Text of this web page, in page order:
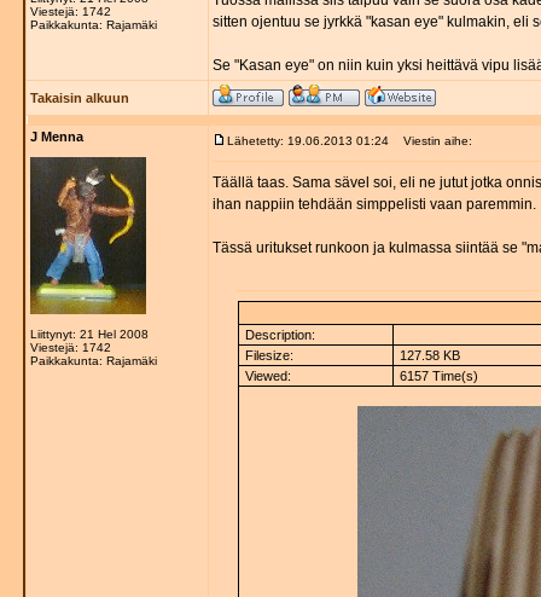
Viestejä: 1742
Paikkakunta: Rajamäki
sitten ojentuu se jyrkkä "kasan eye" kulmakin, eli
Se "Kasan eye" on niin kuin yksi heittävä vipu
Takaisin alkuun
J Menna
Liittynyt: 21 Hel 2008
Viestejä: 1742
Paikkakunta: Rajamäki
Lähetetty: 19.06.2013 01:24 Viestin aihe:
Täällä taas. Sama sävel soi, eli ne jutut jotka
ihan nappiin tehdään simppelisti vaan paremmin.
Tässä uritukset runkoon ja kulmassa siintää se
Description:
Filesize:
127.58 KB
Viewed:
6157 Time(s)